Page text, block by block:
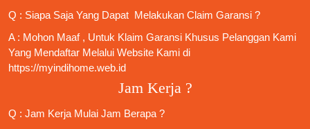
Q : Siapa Saja Yang Dapat Melakukan Claim Garansi ?
A : Mohon Maaf , Untuk Klaim Garansi Khusus Pelanggan Kami
Yang Mendaftar Melalui Website Kami di
https://myindihome.web.id
Jam Kerja ?
Q : Jam Kerja Mulai Jam Berapa ?